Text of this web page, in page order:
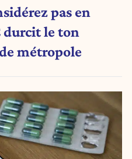
pas en
durcit le ton
métropole